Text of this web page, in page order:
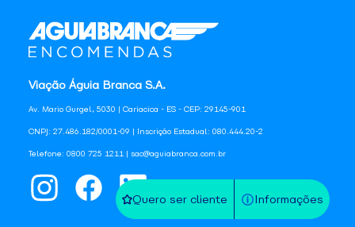
Quero ser cliente Informações
Viação Águia Branca S.A.
Av. Mario Gurgel, 5030 | Cariacica - ES - CEP: 29145-901
CNPJ: 27.486.182/0001-09 | Inscrição Estadual: 080.444.20-2
Telefone: 0800 725 1211 | sac@aguiabranca.com.br